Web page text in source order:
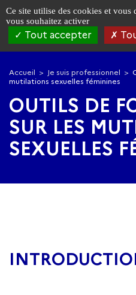
contenu
Accueil Je suis professionnel
mutilations sexuelles féminines
OUTILS DE
SUR LES
SEXUELLES
Panneau de gestion des
Ce site utilise des cookies et vous
vous souhaitez activer
Tout accepter